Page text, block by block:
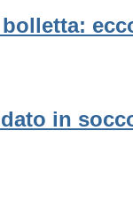
in